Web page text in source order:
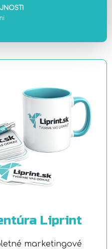
Liprint
marketingové